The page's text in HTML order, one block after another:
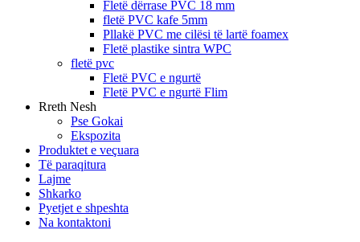
Fletë dërrase PVC 18 mm
fletë PVC kafe 5mm
Pllakë PVC me cilësi të lartë foamex
Fletë plastike sintra WPC
fletë pvc
Fletë PVC e ngurtë
Fletë PVC e ngurtë Flim
Rreth Nesh
Pse Gokai
Ekspozita
Produktet e veçuara
Të paraqitura
Lajme
Shkarko
Pyetjet e shpeshta
Na kontaktoni